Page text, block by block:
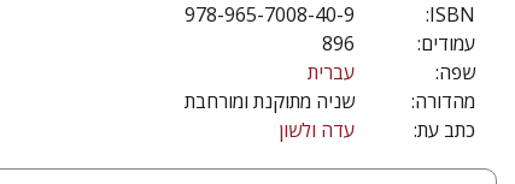
ISBN:
978-965-7008-40-9
עמודים:
896
שפה:
עברית
מהדורה:
שניה מתוקנת ומורחבת
כתב עת:
עדה ולשון